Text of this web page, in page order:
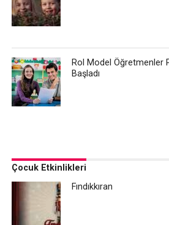
Rol Model Öğretmenler
Başladı
Çocuk Etkinlikleri
Fındıkkıran